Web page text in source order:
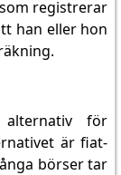
registrerar
han eller hon
för
är fiat-
börser tar